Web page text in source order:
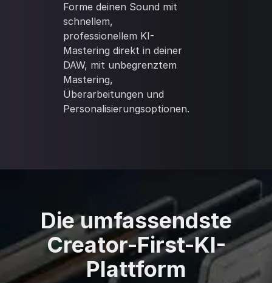
Forme deinen Sound mit
schnellem,
professionellem KI-
Mastering direkt in deiner
DAW, mit unbegrenztem
Mastering,
Überarbeitungen und
Personalisierungsoptionen.
Die umfassendste
Creator-First-KI-
Plattform